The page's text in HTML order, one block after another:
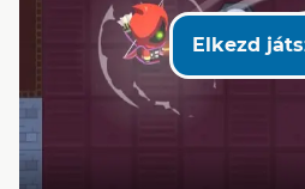
Elkezd